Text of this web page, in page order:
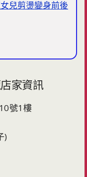
兒剪燙變身前後
家資訊
號1樓
)